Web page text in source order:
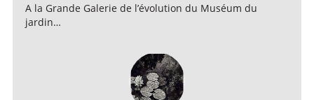
A la Grande Galerie de l’évolution du Muséum du
jardin…